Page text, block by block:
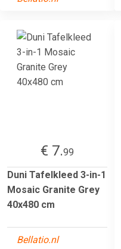
€ 7.99
Duni Tafelkleed 3-in-1
Mosaic Granite Grey
40x480 cm
Bellatio.nl